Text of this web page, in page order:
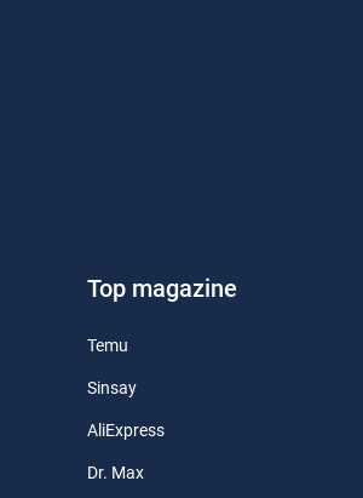
Top magazine
Temu
Sinsay
AliExpress
Dr. Max